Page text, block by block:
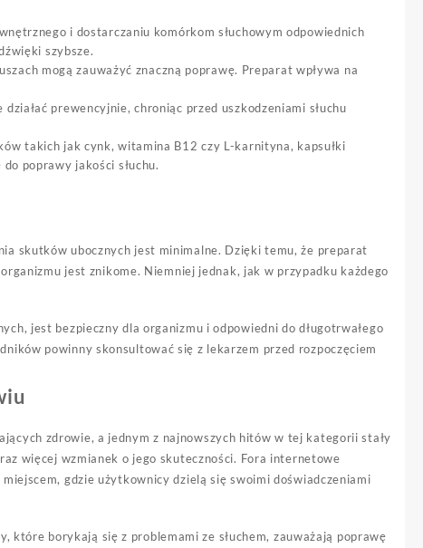
i dostarczaniu komórkom słuchowym odpowiednich
szybsze.
mogą zauważyć znaczną poprawę. Preparat wpływa na
prewencyjnie, chroniąc przed uszkodzeniami słuchu
takich jak cynk, witamina B12 czy L-karnityna, kapsułki
poprawy jakości słuchu.
skutków ubocznych jest minimalne. Dzięki temu, że preparat
jest znikome. Niemniej jednak, jak w przypadku każdego
jest bezpieczny dla organizmu i odpowiedni do długotrwałego
powinny skonsultować się z lekarzem przed rozpoczęciem
zdrowie, a jednym z najnowszych hitów w tej kategorii stały
więcej wzmianek o jego skuteczności. Fora internetowe
gdzie użytkownicy dzielą się swoimi doświadczeniami
borykają się z problemami ze słuchem, zauważają poprawę